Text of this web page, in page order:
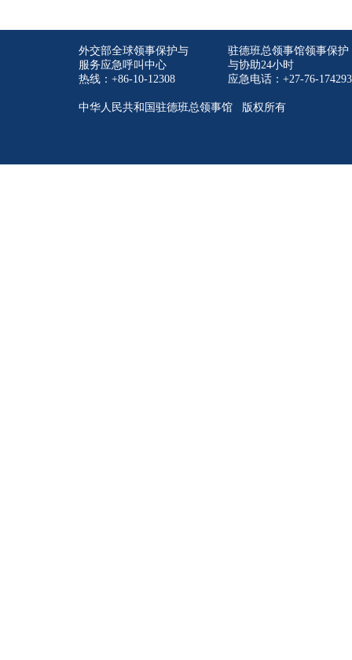
外交部全球领事保护与
服务应急呼叫中心
热线：+86-10-12308
驻德班总领事馆领事保护
与协助24小时
应急电话：+27-76-
中华人民共和国驻德班总领事馆 版权所有